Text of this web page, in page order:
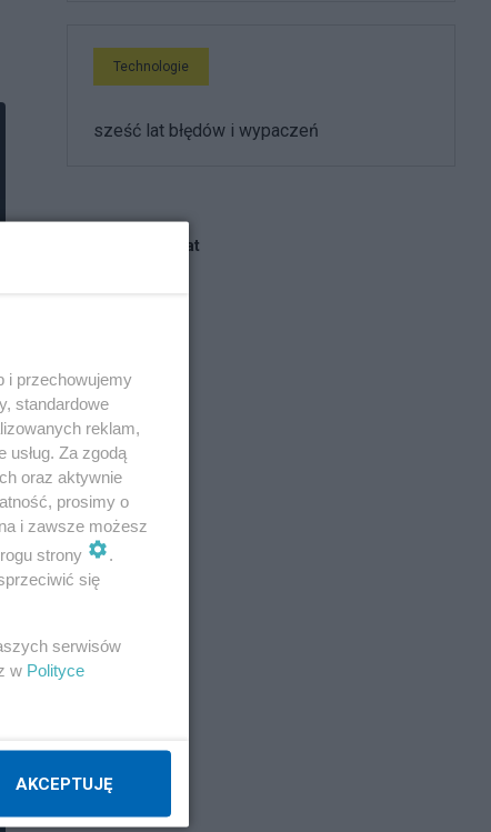
Technologie
sześć lat błędów i wypaczeń
Blogi na ten temat
Atej
Napisz notkę
i przechowujemy
standardowe
reklam,
Za zgodą
oraz aktywnie
prosimy o
i zawsze możesz
strony
.
się
serwisów
w Polityce
AKCEPTUJĘ